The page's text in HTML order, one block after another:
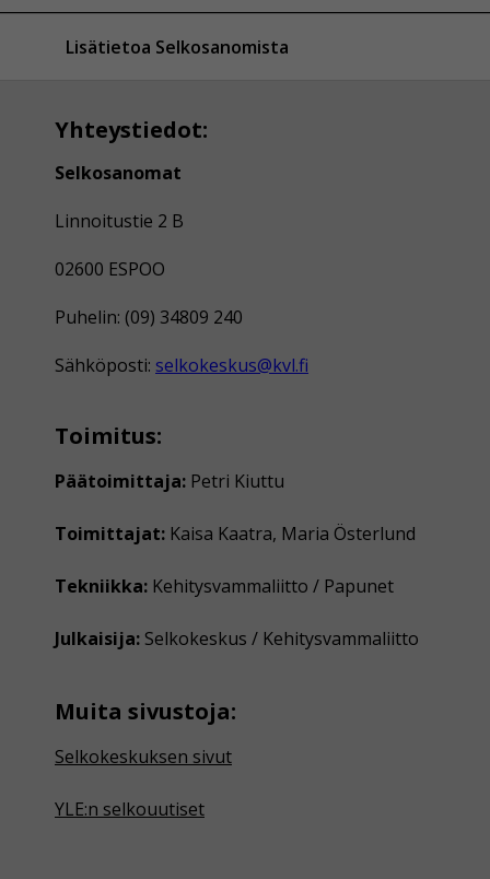
Lisätietoa Selkosanomista
Yhteystiedot:
Selkosanomat
Linnoitustie 2 B
02600 ESPOO
Puhelin: (09) 34809 240
Sähköposti: selkokeskus@kvl.fi
Toimitus:
Päätoimittaja: Petri Kiuttu
Toimittajat: Kaisa Kaatra, Maria Österlund
Tekniikka: Kehitysvammaliitto / Papunet
Julkaisija: Selkokeskus / Kehitysvammaliitto
Muita sivustoja:
Selkokeskuksen sivut
YLE:n selkouutiset